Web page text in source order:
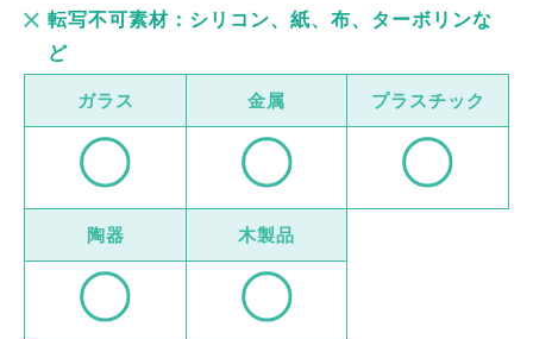
転写不可素材：シリコン、紙、布、ターボリンな
ど
ガラス 金属 プラスチック
陶器 木製品